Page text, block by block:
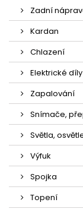
Zadní
Kardan
Chlazení
Elektrické díly
Zapalování
Snímače,
Světla,
Výfuk
Spojka
Topení